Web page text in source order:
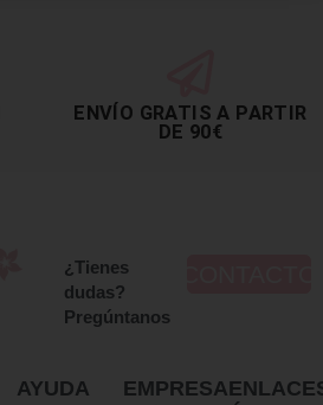
ENVÍO GRATIS A PARTIR
DE 90€
¿Tienes
dudas?
Pregúntanos
AYUDA EMPRESA